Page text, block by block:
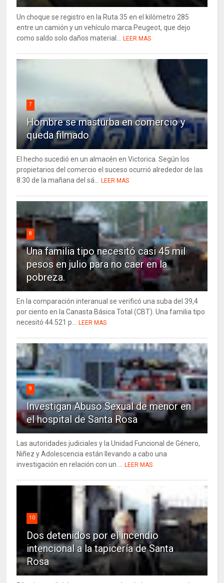
Un choque se registro en la Ruta 35 en el kilómetro 285
entre un camión y un vehículo marca Peugeot, que dejo
como saldo solo daños material...
LEER MAS
7
Hombre se masturba en comercio y
queda filmado
El hecho sucedió en un almacén en Victorica. Según los
propietarios del comercio el suceso ocurrió alrededor de las
8:30 de la mañana del sá...
LEER MAS
8
Una familia tipo necesitó casi 45 mil
pesos en julio para no caer en la
pobreza.
En la comparación interanual se verificó una suba del 39,4
por ciento en la Canasta Básica Total (CBT). Una familia tipo
necesitó 44.521 p...
LEER MAS
9
Investigan Abuso Sexual de menor en
el hospital de Santa Rosa
Las autoridades judiciales y la Unidad Funcional de Género,
Niñez y Adolescencia están llevando a cabo una
investigación en relación con un ...
LEER MAS
10
Dos detenidos por el incendio
intencional a la tapicería de Santa
Rosa